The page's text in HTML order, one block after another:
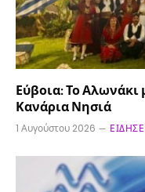
Εύβοια: Το
Κανάρια Νησιά
1 Αυγούστου 2026